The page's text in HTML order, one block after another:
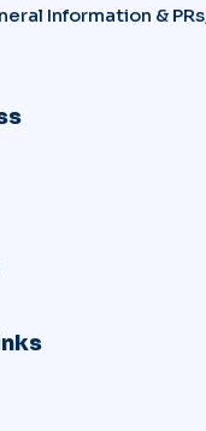
Information &